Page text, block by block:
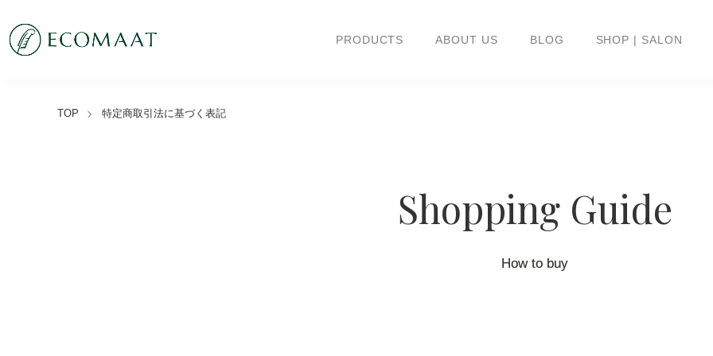
PRODUCTS ABOUT US BLOG SHOP | SALON
TOP 特定商取引法に基づく表記
Shopping Guide
How to buy